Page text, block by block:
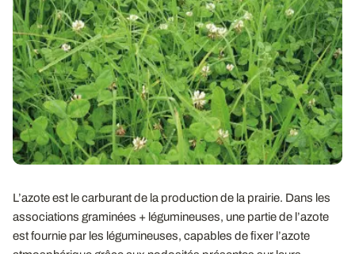
L’azote est le carburant de la production de la prairie. Dans les
associations graminées + légumineuses, une partie de l’azote
est fournie par les légumineuses, capables de fixer l’azote